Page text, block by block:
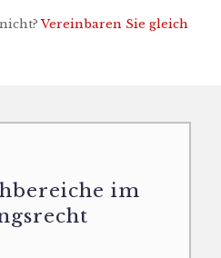
Vereinbaren Sie gleich
im